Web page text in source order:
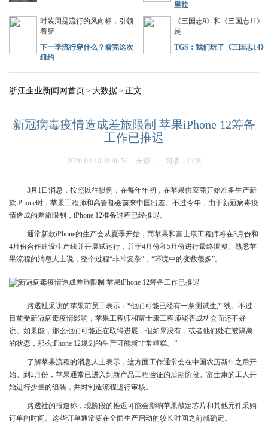
里拉
时装周是流行的风向标，引领
着穿
下一季流行穿什么？看完这次
纽约
《三国志9》和《三国志11》
是
TGS：我们玩了《三国志14》
浙江企业新闻网首页 > 大数据 > 正文
新冠病毒疫情造成差旅限制 苹果iPhone 12筹备
工作已推迟
2020-04-10 10:46:54 来源： 阅读：1228
3月1日消息，按照以往惯例，在每年年初，在苹果供应商开始准备生产新
款iPhone时，苹果工程师和高管都会前来中国出差。不过今年，由于新冠病毒疫
情造成的差旅限制，iPhone 12准备过程已经推迟。
通常新款iPhone的生产会从夏季开始，而苹果和富士康工程师将在3月份和
4月份合作建设生产线并开展试运行，并于4月份和5月份进行最终调整。熟悉苹
果流程的消息人士说，整个过程“非常复杂”，“环境中的变数很多”。
路透社采访的苹果前员工表示：“他们可能已经有一条测试生产线。不过
目前受新冠病毒疫情影响，苹果工程师和富士康工程师能否成功会面还不好
说。如果能，那么他们可能正在取得进展，但如果没有，或者他们处在被隔离
的状态，那么iPhone 12规划的生产可能就非常糟糕。”
了解苹果流程的消息人士表示，这方面工作通常会在中国农历新年之后开
始。到2月份，苹果通常已进入到新产品工程验证的后期阶段。富士康的工人开
始进行少量的组装，并对制造流程进行审核。
路透社的报道称，现阶段的推迟可能会影响苹果敲定芯片和其他元件采购
订单的时间。这些订单通常要在全面生产启动的较长时间之前就确定。